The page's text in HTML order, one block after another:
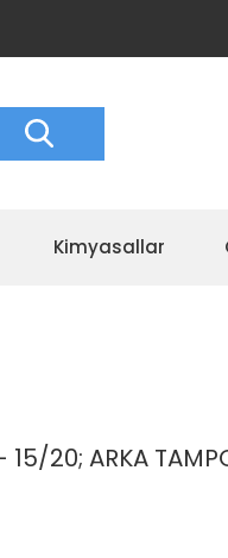
Kimyasallar
20; ARKA